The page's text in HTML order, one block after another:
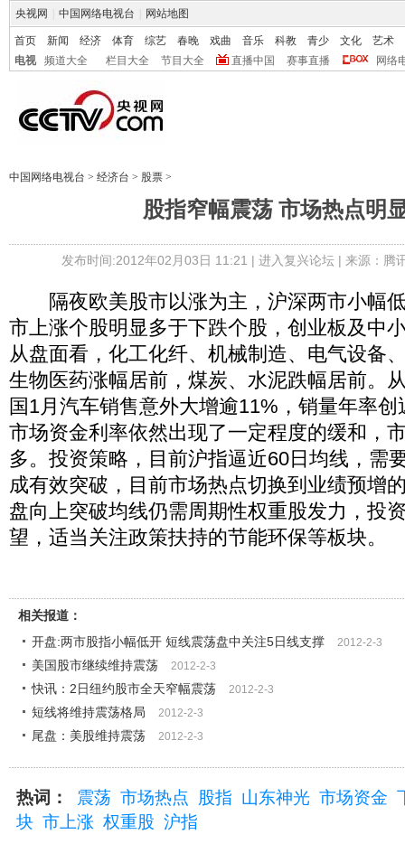
央视网 中国网络电视台 网站地图
首页 新闻 经济 体育 综艺 春晚 戏曲 音乐 科教 青少 文化
艺术
电视
频道大全 栏目大全 节目大全 直播中国 赛事直播 网络
中国网络电视台 > 经济台 > 股票 >
股指窄幅震荡 市场热点明
发布时间:2012年02月03日 11:21 | 进入复兴论坛| 来源：腾
隔夜欧美股市以涨为主，沪深两市小幅
市上涨个股明显多于下跌个股，创业板及中
从盘面看，化工化纤、机械制造、电气设备
生物医药涨幅居前，煤炭、水泥跌幅居前。
国1月汽车销售意外大增逾11%，销量年率
市场资金利率依然出现了一定程度的缓和，
多。投资策略，目前沪指逼近60日均线，需
成有效突破，目前市场热点切换到业绩预增
盘向上突破均线仍需周期性权重股发力，投
望，适当关注政策扶持的节能环保等板块。
相关报道：
开盘:两市股指小幅低开 短线震荡盘中关注5日线支撑
2012-2-3
美国股市继续维持震荡 2012-2-3
快讯：2日纽约股市全天窄幅震荡 2012-2-3
短线将维持震荡格局 2012-2-3
尾盘：美股维持震荡 2012-2-3
热词： 震荡 市场热点 股指 山东神光 市场资金
块 市上涨 权重股 沪指